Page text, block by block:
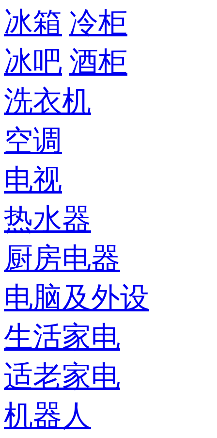
冰箱 冷柜
冰吧 酒柜
洗衣机
空调
电视
热水器
厨房电器
电脑及外设
生活家电
适老家电
机器人